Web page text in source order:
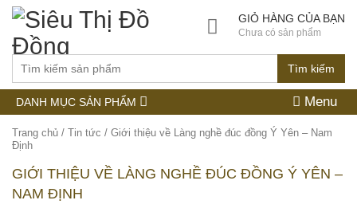
Tìm kiếm
GIỎ HÀNG CỦA BẠN
Chưa có sản phẩm
DANH MỤC SẢN PHẨM Menu
Trang chủ / Tin tức / Giới thiệu về Làng nghề đúc đồng Ý Yên – Nam
Định
GIỚI THIỆU VỀ LÀNG NGHỀ ĐÚC ĐỒNG Ý YÊN –
NAM ĐỊNH